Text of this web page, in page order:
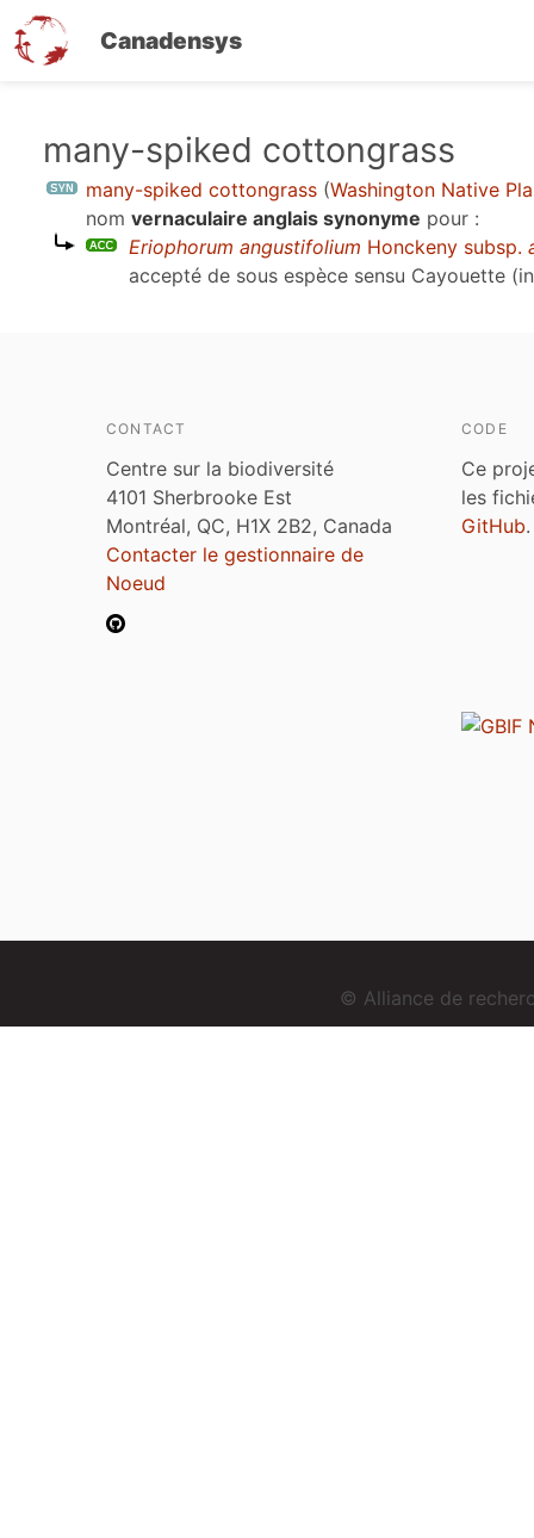
Canadensys
contenu
many-spiked cottongrass
many-spiked cottongrass (Washington Native
nom vernaculaire anglais synonyme pour :
Eriophorum angustifolium Honckeny subsp.
accepté de sous espèce sensu Cayouette
CONTACT
Centre sur la biodiversité
4101 Sherbrooke Est
Montréal, QC, H1X 2B2, Canada
Contacter le gestionnaire de
Noeud
CODE
Ce
les
GitHub.
© Alliance de